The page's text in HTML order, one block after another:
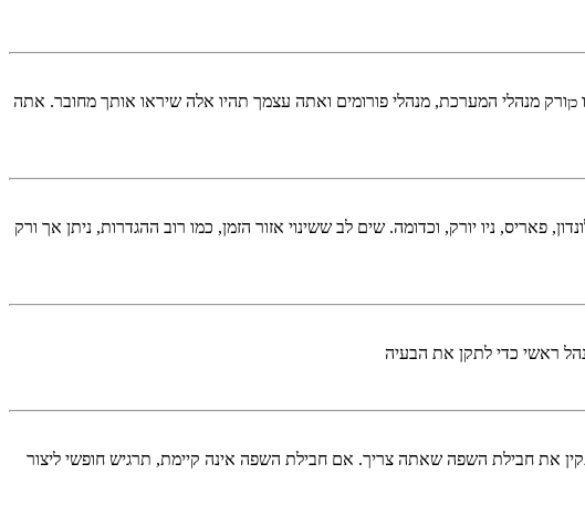
כןורק מנהלי המערכת, מנהלי פורומים ואתה עצמך תהיו אלה שיראו אותך מחובר. אתה
פאריס, ניו יורק, וכדומה. שים לב ששינוי אזור הזמן, כמו רוב ההגדרות, ניתן אך ורק
ראשי כדי לתקן את הבעיה
חבילת השפה שאתה צריך. אם חבילת השפה אינה קיימת, תרגיש חופשי ליצור